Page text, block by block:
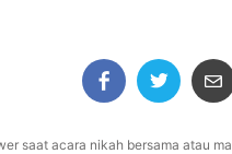
saat acara nikah bersama atau